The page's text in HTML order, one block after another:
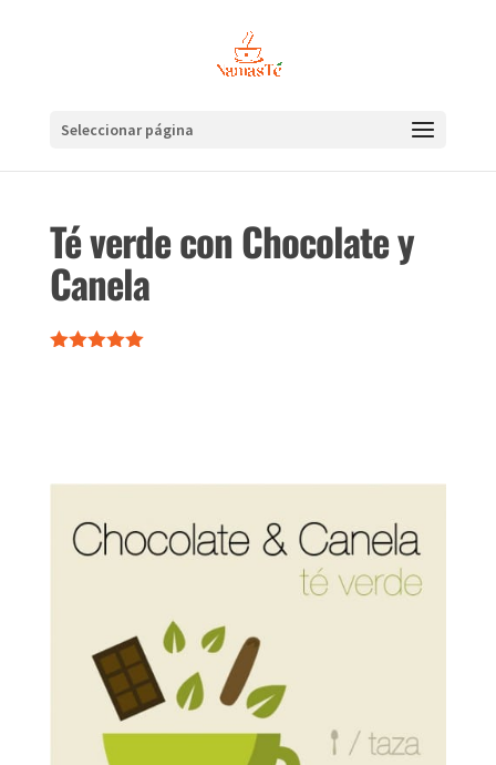
Seleccionar página
Té verde con Chocolate y
Canela